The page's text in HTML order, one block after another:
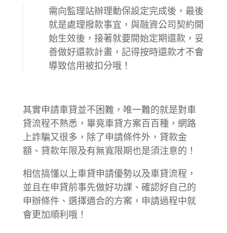
需向監理站辦理動保設定完成後，最後
就是處理撥款事宜，與融資公司契約開
始生效後，接著就要開始定期還款，妥
善做好還款計畫，記得按時還款才不會
導致信用被扣分哦！
其實申請車貸並不困難，唯一難的就是對車
貸流程不熟悉，畢竟車貸方案百百種，網路
上詐騙又很多，除了申請條件外，貸款金
額、貸款年限及有無寬限期也是須注意的！
相信搞懂以上車貸申請優勢以及車貸流程，
並且在申貸前事先做好功課、確認好自己的
申辦條件、選擇適合的方案，申請過程中就
會更加順利哦！